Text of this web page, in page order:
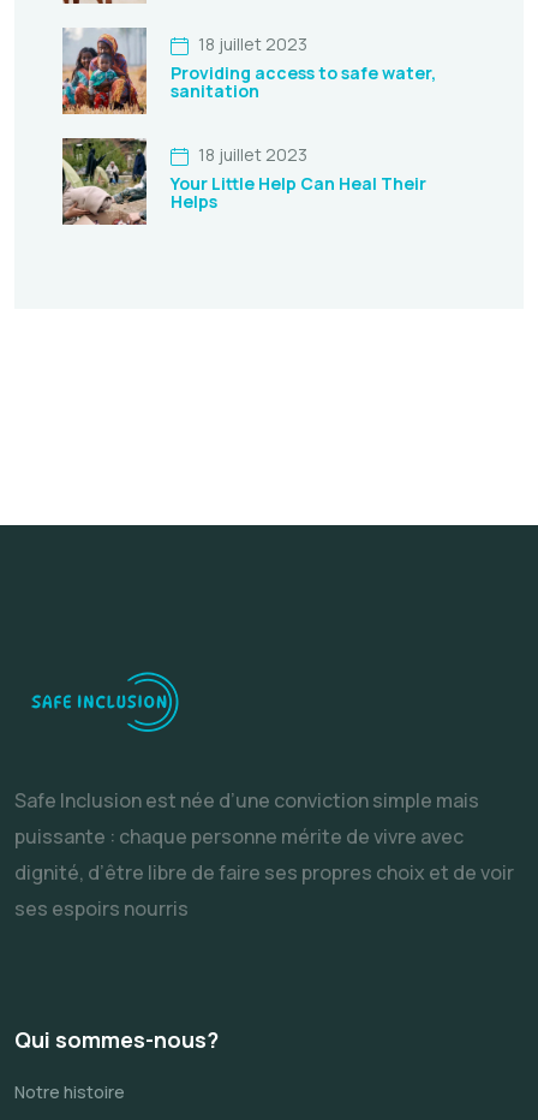
18 juillet 2023
Providing access to safe water,
sanitation
18 juillet 2023
Your Little Help Can Heal Their
Helps
Safe Inclusion est née d’une conviction simple mais
puissante : chaque personne mérite de vivre avec
dignité, d’être libre de faire ses propres choix et de voir
ses espoirs nourris
Qui sommes-nous?
Notre histoire